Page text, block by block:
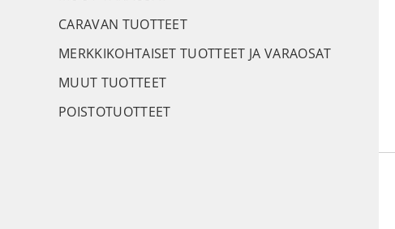
CARAVAN TUOTTEET
MERKKIKOHTAISET TUOTTEET JA VARAOSAT
MUUT TUOTTEET
POISTOTUOTTEET